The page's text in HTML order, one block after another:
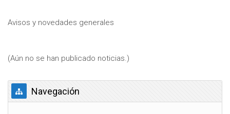
Avisos y novedades generales
(Aún no se han publicado noticias.)
Salta Navegación
Navegación